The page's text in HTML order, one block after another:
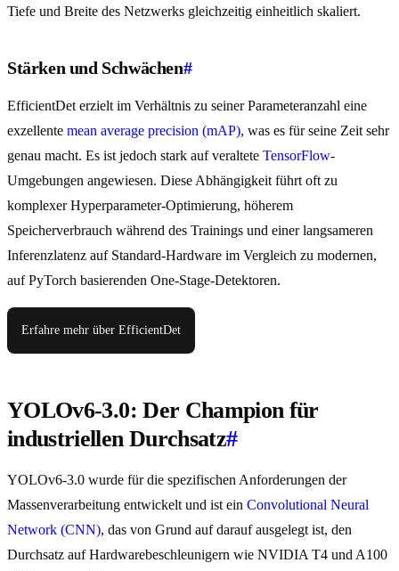
Tiefe und Breite des Netzwerks gleichzeitig einheitlich skaliert.
Stärken und Schwächen#
EfficientDet erzielt im Verhältnis zu seiner Parameteranzahl eine
exzellente mean average precision (mAP), was es für seine Zeit sehr
genau macht. Es ist jedoch stark auf veraltete TensorFlow-
Umgebungen angewiesen. Diese Abhängigkeit führt oft zu
komplexer Hyperparameter-Optimierung, höherem
Speicherverbrauch während des Trainings und einer langsameren
Inferenzlatenz auf Standard-Hardware im Vergleich zu modernen,
auf PyTorch basierenden One-Stage-Detektoren.
Erfahre mehr über EfficientDet
YOLOv6-3.0: Der Champion für
industriellen Durchsatz#
YOLOv6-3.0 wurde für die spezifischen Anforderungen der
Massenverarbeitung entwickelt und ist ein Convolutional Neural
Network (CNN), das von Grund auf darauf ausgelegt ist, den
Durchsatz auf Hardwarebeschleunigern wie NVIDIA T4 und A100